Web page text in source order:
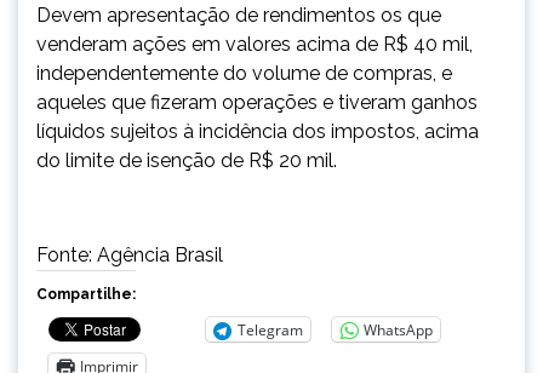
Devem apresentação de rendimentos os que
venderam ações em valores acima de R$ 40 mil,
independentemente do volume de compras, e
aqueles que fizeram operações e tiveram ganhos
líquidos sujeitos à incidência dos impostos, acima
do limite de isenção de R$ 20 mil.
Fonte: Agência Brasil
Compartilhe:
Telegram
WhatsApp
Imprimir